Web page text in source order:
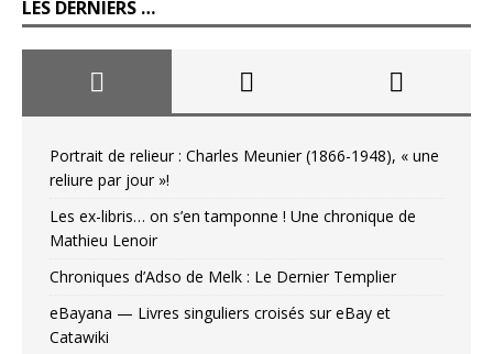
LES DERNIERS …
Portrait de relieur : Charles Meunier (1866-1948), « une
reliure par jour »!
Les ex-libris… on s’en tamponne ! Une chronique de
Mathieu Lenoir
Chroniques d’Adso de Melk : Le Dernier Templier
eBayana — Livres singuliers croisés sur eBay et
Catawiki